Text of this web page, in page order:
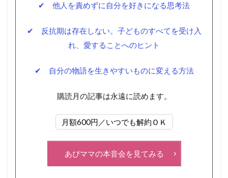
✔ 他人を責めずに自分を好きになる思考法
✔ 反抗期は存在しない。子どものすべてを受け入
れ、愛することへのヒント
✔ 自分の物語を生きやすいものに変える方法
購読月の記事は永遠に読めます。
月額600円／いつでも解約ＯＫ
あぴママの本音会を見てみる